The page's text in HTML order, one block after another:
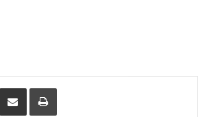
Сподели преку Е-маил Испринтај